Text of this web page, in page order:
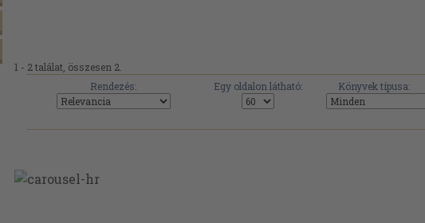
1 - 2 találat, összesen 2.
Rendezés:
Egy oldalon látható: Könyvek típusa: